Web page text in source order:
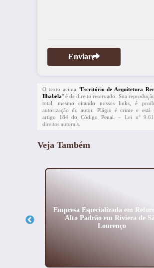
Enviar
O texto acima "Escritório de Arquitetura
Ilhabela" é de direito reservado. Sua
total, mesmo citando nossos links, é
autorização do autor. Plágio é crime e está
artigo 184 do Código Penal. –Lei n°
direitos autorais.
Veja Também
Empresa Especializada em
Alto Padrão em Riviera de
Lourenço